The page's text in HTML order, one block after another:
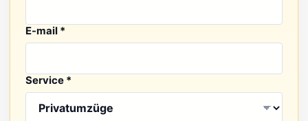
E-mail *
Service *